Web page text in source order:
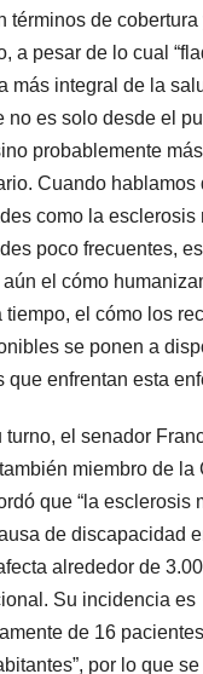
términos de cobertura
a pesar de lo cual
más integral de la
no es solo desde el
probablemente más
Cuando hablamos
como la esclerosis
poco frecuentes,
el cómo
tiempo, el cómo los
se ponen a
que enfrentan esta
turno, el senador
miembro de la
que “la esclerosis
de discapacidad
alrededor de
Su incidencia es
de 16
por lo que